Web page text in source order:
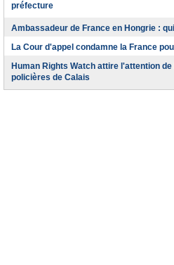
préfecture
Ambassadeur de France en Hongrie :
La Cour d'appel condamne la France
Human Rights Watch attire l'attention
policières de Calais